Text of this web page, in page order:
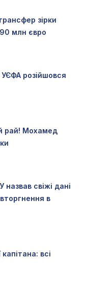
зірки
млн євро
розійшовся
рай! Мохамед
свіжі дані
в
всі